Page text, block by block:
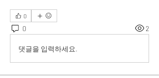
0
0 2
댓글을 입력하세요.